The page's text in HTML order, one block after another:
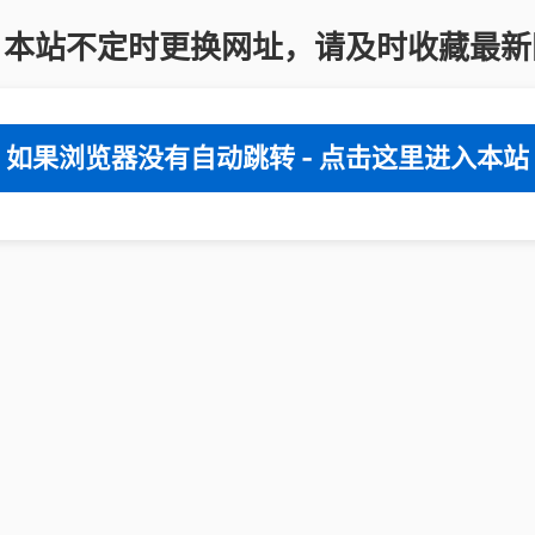
站不定时更换网址，请及时收藏最
如果浏览器没有自动跳转 - 点击这里进入本站